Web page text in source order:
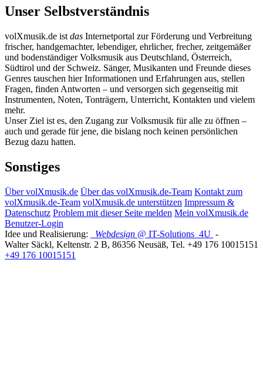
Unser Selbstverständnis
volXmusik.de ist das Internetportal zur Förderung und Verbreitung
frischer, handgemachter, lebendiger, ehrlicher, frecher, zeitgemäßer
und bodenständiger Volksmusik aus Deutschland, Österreich,
Südtirol und der Schweiz. Sänger, Musikanten und Freunde dieses
Genres tauschen hier Informationen und Erfahrungen aus, stellen
Fragen, finden Antworten – und versorgen sich gegenseitig mit
Instrumenten, Noten, Tonträgern, Unterricht, Kontakten und vielem
mehr.
Unser Ziel ist es, den Zugang zur Volksmusik für alle zu öffnen –
auch und gerade für jene, die bislang noch keinen persönlichen
Bezug dazu hatten.
Sonstiges
Über volXmusik.de Über das volXmusik.de-Team Kontakt zum
volXmusik.de-Team volXmusik.de unterstützen Impressum &
Datenschutz Problem mit dieser Seite melden Mein volXmusik.de
Benutzer-Login
Idee und Realisierung:
Webdesign @ IT-Solutions 4U -
Walter Säckl, Keltenstr. 2 B, 86356 Neusäß, Tel. +49 176 10015151
+49 176 10015151